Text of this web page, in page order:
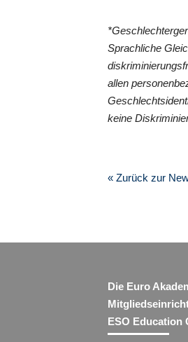
Sprachliche
allen
keine
« Zurück zur
Die Euro
ESO Education